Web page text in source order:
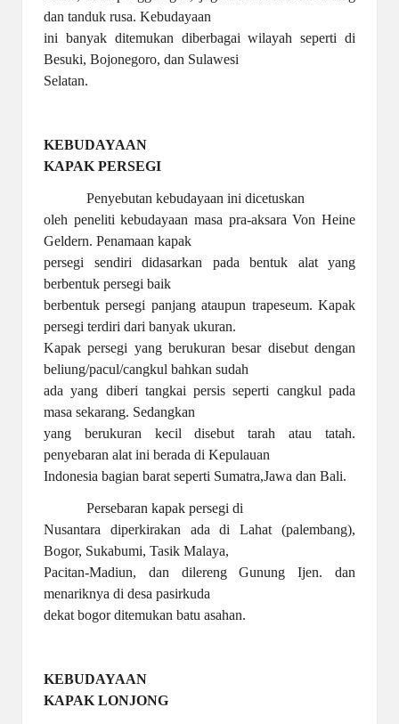
dan tanduk rusa. Kebudayaan
ini banyak ditemukan diberbagai wilayah seperti di
Besuki, Bojonegoro, dan Sulawesi
Selatan.
KEBUDAYAAN
KAPAK PERSEGI
Penyebutan kebudayaan ini dicetuskan
oleh peneliti kebudayaan masa pra-aksara Von Heine
Geldern. Penamaan kapak
persegi sendiri didasarkan pada bentuk alat yang
berbentuk persegi baik
berbentuk persegi panjang ataupun trapeseum. Kapak
persegi terdiri dari banyak ukuran.
Kapak persegi yang berukuran besar disebut dengan
beliung/pacul/cangkul bahkan sudah
ada yang diberi tangkai persis seperti cangkul pada
masa sekarang. Sedangkan
yang berukuran kecil disebut tarah atau tatah.
penyebaran alat ini berada di Kepulauan
Indonesia bagian barat seperti Sumatra,Jawa dan Bali.
Persebaran kapak persegi di
Nusantara diperkirakan ada di Lahat (palembang),
Bogor, Sukabumi, Tasik Malaya,
Pacitan-Madiun, dan dilereng Gunung Ijen. dan
menariknya di desa pasirkuda
dekat bogor ditemukan batu asahan.
KEBUDAYAAN
KAPAK LONJONG